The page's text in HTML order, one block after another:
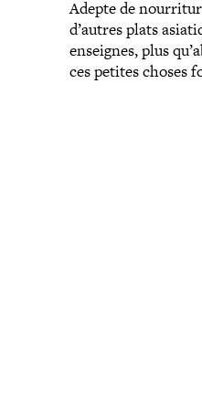
Adepte de
d’autres plats
enseignes, plus
ces petites choses